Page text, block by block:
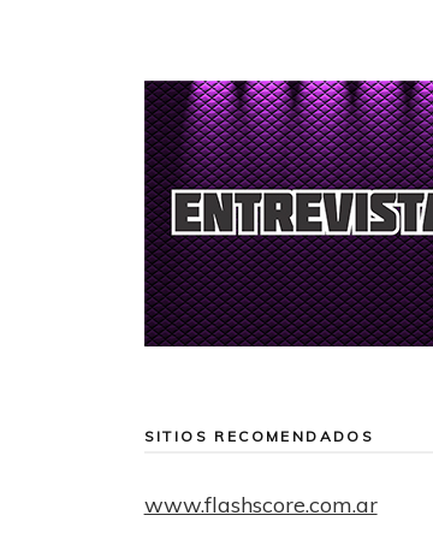
SITIOS RECOMENDADOS
www.flashscore.com.ar